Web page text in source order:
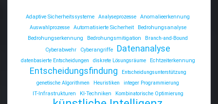
Adaptive Sicherheitssysteme Analyseprozesse
Anomalieerkennung
Auswahlprozesse
Automatisierte Sicherheit
Bedrohungsanalyse
Bedrohungserkennung
Bedrohungsmitigation
Branch-and-Bound
Cyberabwehr
Cyberangriffe Datenanalyse
datenbasierte Entscheidungen diskrete Lösungsräume Echtzeiterkennung
Entscheidungsfindung
Entscheidungsunterstützung
genetische Algorithmen
Heuristiken
integer Programmierung
IT-Infrastrukturen
KI-Techniken Kombinatorische Optimierung